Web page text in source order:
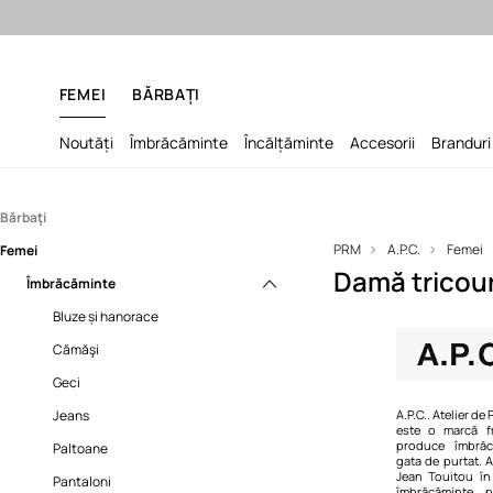
FEMEI BĂRBAȚI
Noutăți Îmbrăcăminte Încălțăminte Accesorii Branduri
Bărbaţi
Îmbrăcăminte
Bluze și hanorace
Cămăşi
Costume de baie
Geci
Jeans
Paltoane
Pantaloni
Accesorii
Gadgeturi şi accesorii
Genţi
Fulare
Portofele
Încălțăminte
Încălțăminte de casă
Ghete
Papuci şi sandale
Sneakers
Tenişi
Femei
Îmbrăcăminte
Bluze și hanorace
Cămăşi
Geci
Jeans
Paltoane
Pantaloni
PRM A.P.C. Femei
Damă
A.P.C.. Atelier
este o marcă
produce
gata de purtat.
Jean Touitou